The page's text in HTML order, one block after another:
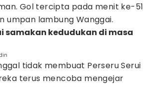
Gol tercipta pada menit ke-51
umpan lambung Wanggai.
samakan kedudukan di masa
tidak membuat Perseru Serui
terus mencoba mengejar